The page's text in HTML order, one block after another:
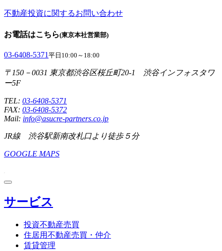
不動産投資に関するお問い合わせ
お電話はこちら(東京本社営業部)
03-6408-5371 平日10:00～18:00
〒150－0031 東京都渋谷区桜丘町20-1 渋谷インフォスタワ
ー5F
TEL: 03-6408-5371
FAX: 03-6408-5372
Mail: info@asucre-partners.co.jp
JR線 渋谷駅新南改札口より徒歩５分
GOOGLE MAPS
サービス
投資不動産売買
住居用不動産売買・仲介
賃貸管理